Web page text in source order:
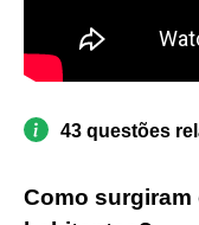
43 questões
Como